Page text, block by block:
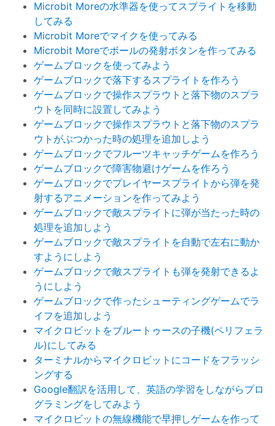
Microbit Moreの水準器を使ってスプライトを移動
してみる
Microbit Moreでマイクを使ってみる
Microbit Moreでボールの発射ボタンを作ってみる
ゲームブロックを使ってみよう
ゲームブロックで落下するスプライトを作ろう
ゲームブロックで操作スプラウトと落下物のスプラ
ウトを同時に設置してみよう
ゲームブロックで操作スプラウトと落下物のスプラ
ウトがぶつかった時の処理を追加しよう
ゲームブロックでフルーツキャッチゲームを作ろう
ゲームブロックで障害物避けゲームを作ろう
ゲームブロックでプレイヤースプライトから弾を発
射するアニメーションを作ってみよう
ゲームブロックで敵スプライトに弾が当たった時の
処理を追加しよう
ゲームブロックで敵スプライトを自動で左右に動か
すようにしよう
ゲームブロックで敵スプライトも弾を発射できるよ
うにしよう
ゲームブロックで作ったシューティングゲームでラ
イフを追加しよう
マイクロビットをブルートゥースの子機(ペリフェラ
ル)にしてみる
ターミナルからマイクロビットにコードをフラッシ
ングする
Google翻訳を活用して、英語の学習をしながらプロ
グラミングをしてみよう
マイクロビットの無線機能で早押しゲームを作って